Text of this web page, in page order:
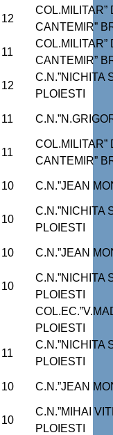
12
COL.MILITAR”
CANTEMIR”
11
COL.MILITAR”
CANTEMIR”
12
C.N.”NICHITA
PLOIESTI
11
11
COL.MILITAR”
CANTEMIR”
10 C.N.”JEAN
10
C.N.”NICHITA
PLOIESTI
10 C.N.”JEAN
10
C.N.”NICHITA
PLOIESTI
PLOIESTI
11
C.N.”NICHITA
PLOIESTI
10 C.N.”JEAN
10
C.N.”MIHAI
PLOIESTI